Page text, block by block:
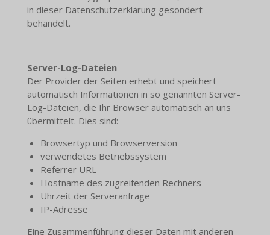
in dieser Datenschutzerklärung gesondert
behandelt.
Server-Log-Dateien
Der Provider der Seiten erhebt und speichert
automatisch Informationen in so genannten Server-
Log-Dateien, die Ihr Browser automatisch an uns
übermittelt. Dies sind:
Browsertyp und Browserversion
verwendetes Betriebssystem
Referrer URL
Hostname des zugreifenden Rechners
Uhrzeit der Serveranfrage
IP-Adresse
Eine Zusammenführung dieser Daten mit anderen